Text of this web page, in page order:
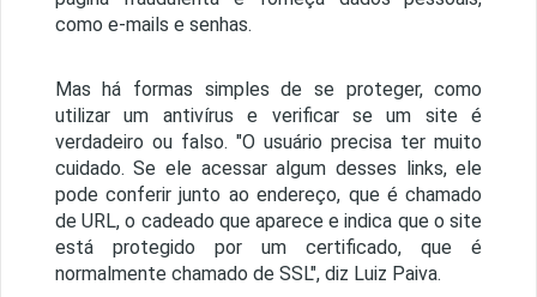
como e-mails e senhas.
Mas há formas simples de se proteger, como
utilizar um antivírus e verificar se um site é
verdadeiro ou falso. "O usuário precisa ter muito
cuidado. Se ele acessar algum desses links, ele
pode conferir junto ao endereço, que é chamado
de URL, o cadeado que aparece e indica que o site
está protegido por um certificado, que é
normalmente chamado de SSL", diz Luiz Paiva.